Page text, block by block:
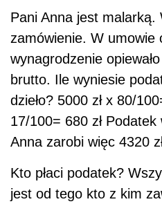
Pani Anna jest malarką.
zamówienie. W umowie
wynagrodzenie
brutto. Ile wyniesie
dzieło? 5000 zł x 80/
17/100= 680 zł Podatek
Anna zarobi więc 4320
Kto płaci podatek?
jest od tego kto z kim